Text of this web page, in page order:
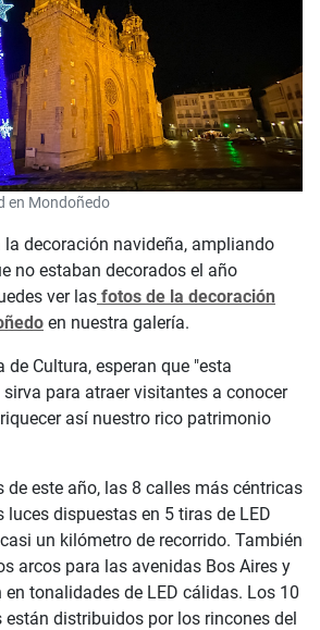
en Mondoñedo
decoración navideña, ampliando
no estaban decorados el año
ver las fotos de la decoración
en nuestra galería.
de Cultura, esperan que "esta
para atraer visitantes a conocer
así nuestro rico patrimonio
de este año, las 8 calles más céntricas
luces dispuestas en 5 tiras de LED
un kilómetro de recorrido. También
arcos para las avenidas Bos Aires y
tonalidades de LED cálidas. Los 10
distribuidos por los rincones del